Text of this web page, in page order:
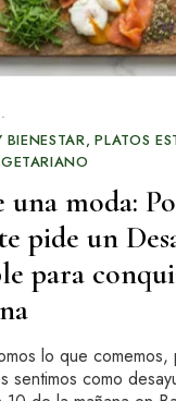
PLATOS
una moda:
pide un
para
lo que
sentimos como